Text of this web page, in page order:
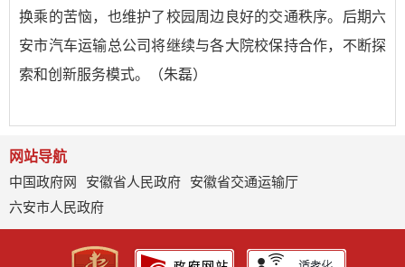
换乘的苦恼，也维护了校园周边良好的交通秩序。后期六
安市汽车运输总公司将继续与各大院校保持合作，不断探
索和创新服务模式。（朱磊）
网站导航
中国政府网
安徽省人民政府
安徽省交通运输厅
六安市人民政府